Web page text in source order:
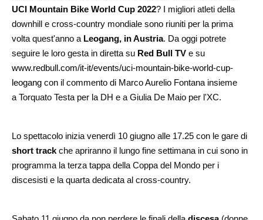
UCI Mountain Bike World Cup 2022? I migliori atleti della
downhill e cross-country mondiale sono riuniti per la prima
volta quest'anno a Leogang, in Austria. Da oggi potrete
seguire le loro gesta in diretta su Red Bull TV e su
www.redbull.com/it-it/events/uci-mountain-bike-world-cup-
leogang con il commento di Marco Aurelio Fontana insieme
a Torquato Testa per la DH e a Giulia De Maio per l'XC.
Lo spettacolo inizia venerdì 10 giugno alle 17.25 con le gare di
short track che apriranno il lungo fine settimana in cui sono in
programma la terza tappa della Coppa del Mondo per i
discesisti e la quarta dedicata al cross-country.